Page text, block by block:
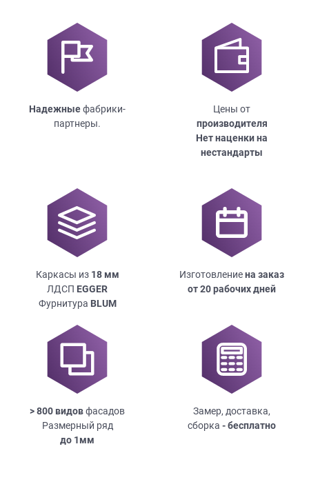
Надежныефабрики-
партнеры.
Цены от
производителя
Нет наценки на
нестандарты
Каркасы из 18мм
ЛДСП EGGER
Фурнитура BLUM
Изготовлениена заказ
от 20 рабочих дней
> 800 видовфасадов
Размерный ряд
до 1мм
Замер, доставка,
сборка - бесплатно